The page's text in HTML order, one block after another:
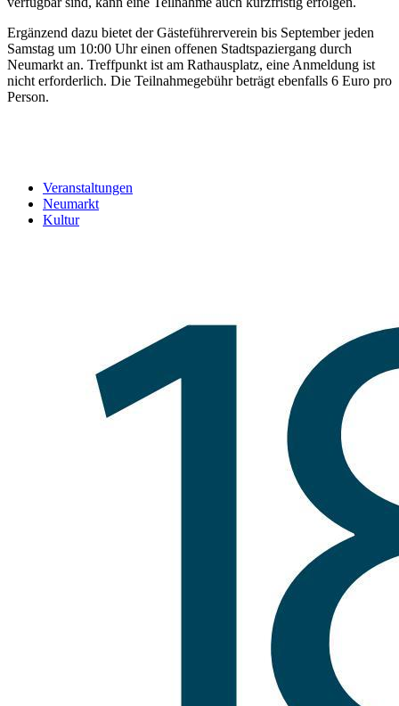
Ergänzend dazu bietet der Gästeführerverein bis September jeden
Samstag um 10:00 Uhr einen offenen Stadtspaziergang durch
Neumarkt an. Treffpunkt ist am Rathausplatz, eine Anmeldung ist
nicht erforderlich. Die Teilnahmegebühr beträgt ebenfalls 6 Euro pro
Person.
Veranstaltungen
Neumarkt
Kultur